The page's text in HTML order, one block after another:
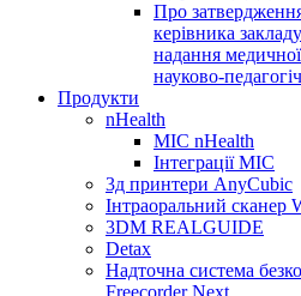
Про
керівника
надання
науково-
Продукти
nHealth
МІС nHealth
Інтеграції МІС
3д принтери AnyCubic
Інтраоральний сканер
3DM REALGUIDE
Detax
Надточна система
Freecorder Next